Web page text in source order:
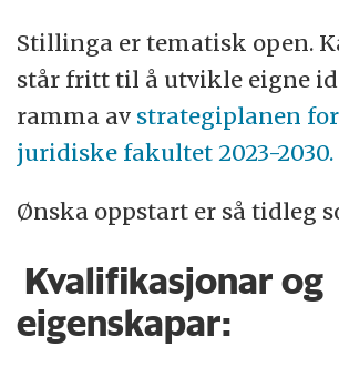
Stillinga er tematisk open.
står fritt til å utvikle eigne
ramma av strategiplanen
juridiske fakultet 2023-2030.
Ønska oppstart er så tidleg
Kvalifikasjonar og
eigenskapar: